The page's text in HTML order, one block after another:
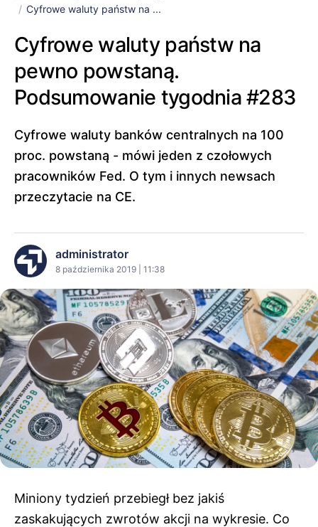
Cyfrowe waluty państw na ...
Cyfrowe waluty państw na
pewno powstaną.
Podsumowanie tygodnia #283
Cyfrowe waluty banków centralnych na 100
proc. powstaną - mówi jeden z czołowych
pracowników Fed. O tym i innych newsach
przeczytacie na CE.
administrator
8 października 2019 | 11:38
Miniony tydzień przebiegł bez jakiś
zaskakujących zwrotów akcji na wykresie. Co